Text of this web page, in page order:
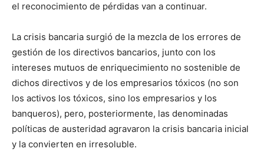
el reconocimiento de pérdidas van a continuar.
La crisis bancaria surgió de la mezcla de los errores de
gestión de los directivos bancarios, junto con los
intereses mutuos de enriquecimiento no sostenible de
dichos directivos y de los empresarios tóxicos (no son
los activos los tóxicos, sino los empresarios y los
banqueros), pero, posteriormente, las denominadas
políticas de austeridad agravaron la crisis bancaria inicial
y la convierten en irresoluble.